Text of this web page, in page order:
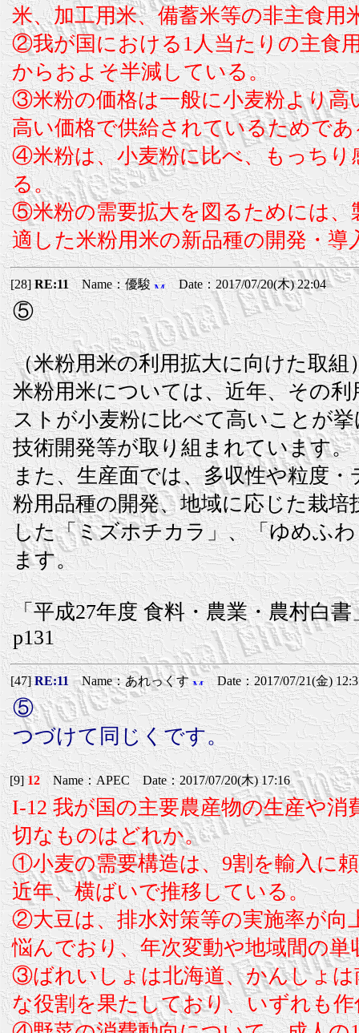
米、加工用米、備蓄米等の非主食
②我が国における1人当たりの主食
からおよそ半減している。
③米粉の価格は一般に小麦粉より高
高い価格で供給されているためであ
④米粉は、小麦粉に比べ、もっち
る。
⑤米粉の需要拡大を図るためには、
適した米粉用米の新品種の開発・導
[28]RE:11Name：優駿 Date：2017/07/20(木) 22:04
⑤
（米粉用米の利用拡大に向けた取組
米粉用米については、近年、その
ストが小麦粉に比べて高いことが
技術開発等が取り組まれています。
また、生産面では、多収性や粒度
粉用品種の開発、地域に応じた栽
した「ミズホチカラ」、「ゆめふ
ます。
「平成27年度 食料・農業・農村白書
p131
[47]RE:11Name：あれっくす Date：2017/07/21(金)
⑤
つづけて同じくです。
[9]12Name：APEC Date：2017/07/20(木) 17:16
I-12 我が国の主要農産物の生産や
切なものはどれか。
①小麦の需要構造は、9割を輸入に
近年、横ばいで推移している。
②大豆は、排水対策等の実施率が向
悩んでおり、年次変動や地域間の
③ばれいしょは北海道、かんしょ
な役割を果たしており、いずれも